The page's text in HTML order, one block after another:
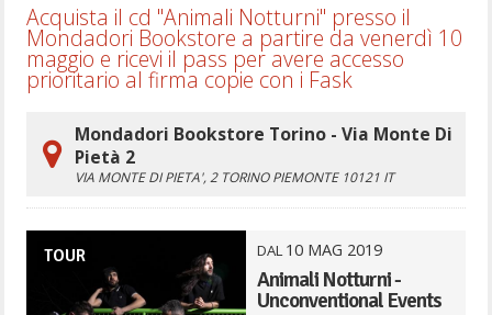
Acquista il cd "Animali Notturni" presso il
Mondadori Bookstore a partire da venerdì 10
maggio e ricevi il pass per avere accesso
prioritario al firma copie con i Fask
Mondadori Bookstore Torino - Via Monte Di
Pietà 2
VIA MONTE DI PIETA', 2 TORINO PIEMONTE 10121 IT
TOUR DAL10 MAG 2019
Animali Notturni -
Unconventional Events